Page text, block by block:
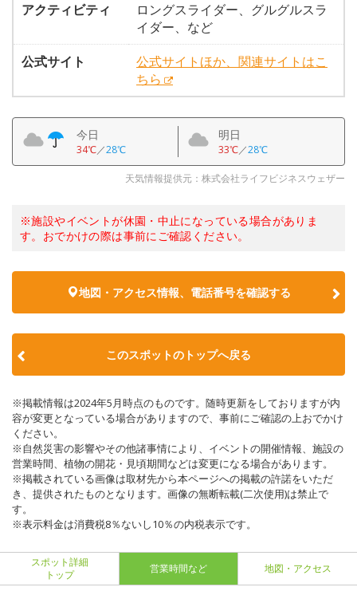
アクティビティ
ロングスライダー、グルグルスラ
イダー、など
公式サイト
公式サイトほか、関連サイトはこ
ちら
今日
34℃／28℃
明日
33℃／28℃
天気情報提供元：株式会社ライフビジネスウェザー
※施設やイベントが休園・中止になっている場合がありま
す。おでかけの際は事前にご確認ください。
地図・アクセス情報、電話番号を確認する
このスポットのトップへ戻る
※掲載情報は2024年5月時点のものです。随時更新をしておりますが内
容が変更となっている場合がありますので、事前にご確認の上おでかけ
ください。
※自然災害の影響やその他諸事情により、イベントの開催情報、施設の
営業時間、植物の開花・見頃期間などは変更になる場合があります。
※掲載されている画像は取材先から本ページへの掲載の許諾をいただ
き、提供されたものとなります。画像の無断転載(二次使用)は禁止で
す。
※表示料金は消費税8％ないし10％の内税表示です。
スポット詳細
トップ
営業時間など 地図・アクセス